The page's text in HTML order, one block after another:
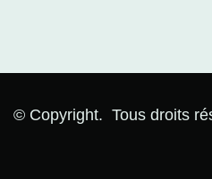
© Copyright. Tous droits